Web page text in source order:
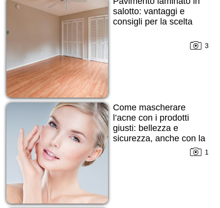
salotto: vantaggi e
consigli per la scelta
3
Come mascherare
l’acne con i prodotti
giusti: bellezza e
sicurezza, anche con la
1